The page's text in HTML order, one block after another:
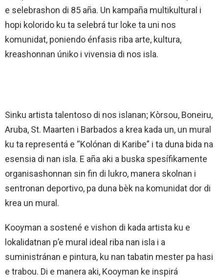
e selebrashon di 85 aña. Un kampaña multikultural i
hopi kolorido ku ta selebrá tur loke ta uni nos
komunidat, poniendo énfasis riba arte, kultura,
kreashonnan úniko i vivensia di nos isla.
Sinku artista talentoso di nos islanan; Kòrsou, Boneiru,
Aruba, St. Maarten i Barbados a krea kada un, un mural
ku ta representá e “Kolónan di Karibe” i ta duna bida na
esensia di nan isla. E aña aki a buska spesífikamente
organisashonnan sin fin di lukro, manera skolnan i
sentronan deportivo, pa duna bèk na komunidat dor di
krea un mural.
Kooyman a sostené e vishon di kada artista ku e
lokalidatnan p’e mural ideal riba nan isla i a
suministránan e pintura, ku nan tabatin mester pa hasi
e trabou. Di e manera aki, Kooyman ke inspirá